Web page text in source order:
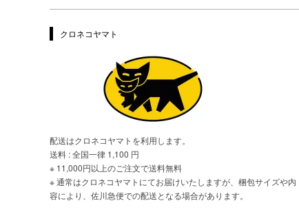
クロネコヤマト
配送はクロネコヤマトを利用します。
送料 : 全国一律 1,100 円
※ 11,000円以上のご注文で送料無料
※ 通常はクロネコヤマトにてお届けいたしますが、梱包サイズや内
容により、佐川急便での配送となる場合があります。